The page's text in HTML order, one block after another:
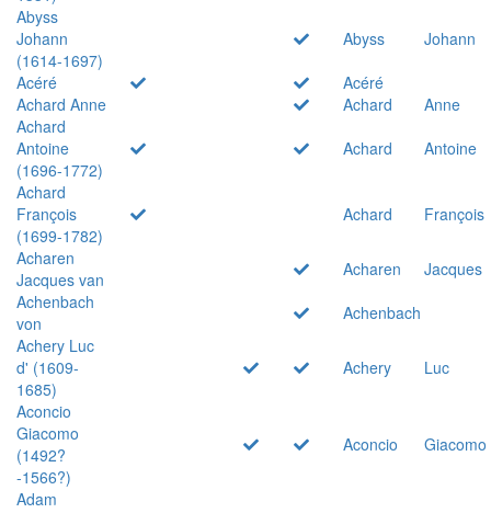
Abyss
Johann
(1614-1697)
Abyss
Johann
Acéré
Acéré
Achard Anne
Achard
Anne
Achard
Antoine
(1696-1772)
Achard
Antoine
Achard
François
(1699-1782)
Achard
François
Acharen
Jacques van
Acharen
Jacques
Achenbach
von
Achenbach
Achery Luc
d' (1609-
1685)
Achery
Luc
Aconcio
Giacomo
(1492?
-1566?)
Aconcio Giacomo
Adam